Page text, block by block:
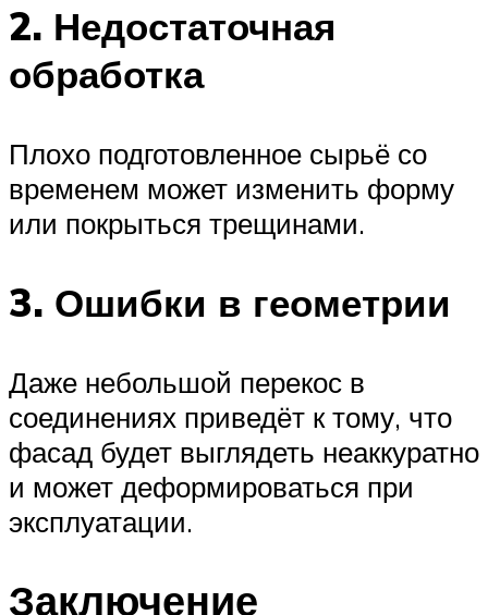
2. Недостаточная
обработка
Плохо подготовленное сырьё со
временем может изменить форму
или покрыться трещинами.
3. Ошибки в геометрии
Даже небольшой перекос в
соединениях приведёт к тому, что
фасад будет выглядеть неаккуратно
и может деформироваться при
эксплуатации.
Заключение